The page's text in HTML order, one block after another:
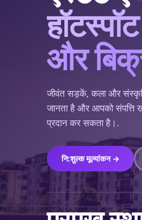
और
जीवंत सड़कें, कला और
जानता है और आपको संपत्ति
प्रदान कर सकता है।.
नि:शुल्क मूल्यांकन →